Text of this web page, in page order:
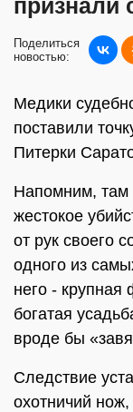
Поделиться
новостью:
Медики
поставили
Питерки
Напомним, там
жестокое
от рук своего
одного из
него -
богатая
вроде бы
Следствие
охотничий